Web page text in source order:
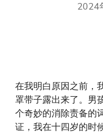
2024
在我明白原因之前，
罩带子露出来了。男
个奇妙的消除责备的
证，我在十四岁的时